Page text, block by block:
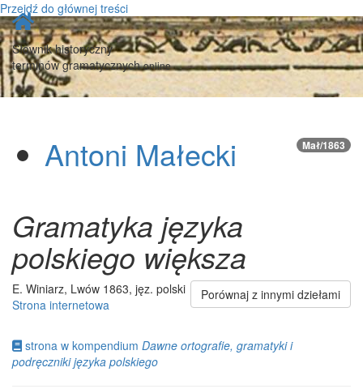
Przejdź do głównej treści
Strona
główna
Słownik historyczny
terminów gramatycznychonline
Mał/1863
Antoni Małecki
Gramatyka języka
polskiego większa
Porównaj z innymi dziełami
E. Winiarz, Lwów 1863, jęz. polski
Strona internetowa
strona w kompendium Dawne ortografie, gramatyki i
podręczniki języka polskiego